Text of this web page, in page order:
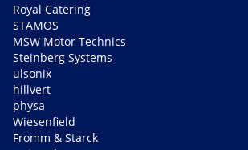
Royal Catering
STAMOS
MSW Motor Technics
Steinberg Systems
ulsonix
hillvert
physa
Wiesenfield
Fromm & Starck